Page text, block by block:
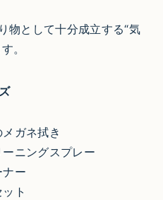
物として十分成立する“気
。
ガネ拭き
ニングスプレー
ー
ト